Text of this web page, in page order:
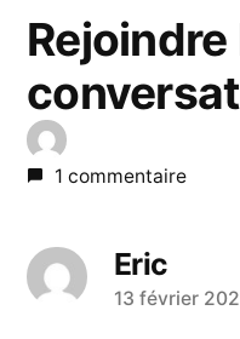
Rejoindre
1 commentaire
Eric
a
13 février